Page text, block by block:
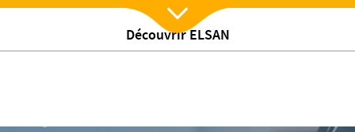
Découvrir ELSAN
Nx:Afficher menu
Cardiologie